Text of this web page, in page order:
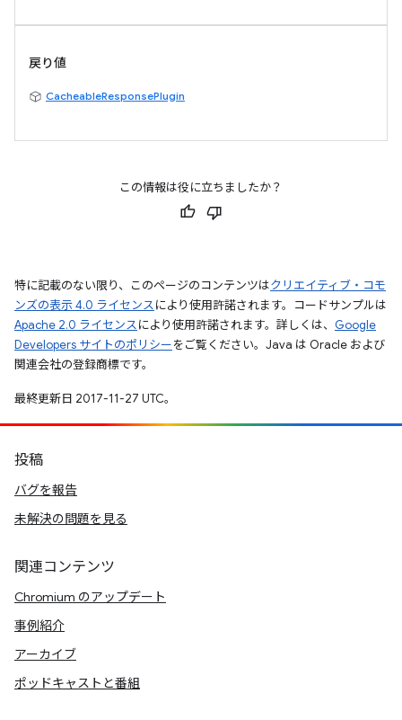
戻り値
CacheableResponsePlugin
この情報は役に立ちましたか？
特に記載のない限り、このページのコンテンツはクリエイティブ・コモ
ンズの表示 4.0 ライセンスにより使用許諾されます。コードサンプルは
Apache 2.0 ライセンスにより使用許諾されます。詳しくは、 Google
Developers サイトのポリシーをご覧ください。Java は Oracle および
関連会社の登録商標です。
最終更新日 2017-11-27 UTC。
投稿
バグを報告
未解決の問題を見る
関連コンテンツ
Chromium のアップデート
事例紹介
アーカイブ
ポッドキャストと番組